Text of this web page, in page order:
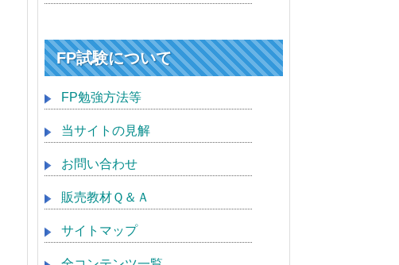
FP試験について
FP勉強方法等
当サイトの見解
お問い合わせ
販売教材Ｑ＆Ａ
サイトマップ